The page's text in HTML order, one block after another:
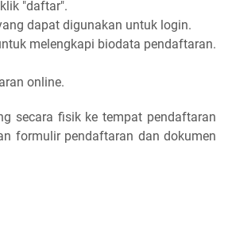
"daftar".
dapat digunakan untuk login.
melengkapi biodata pendaftaran.
online.
secara fisik ke tempat pendaftaran
formulir pendaftaran dan dokumen